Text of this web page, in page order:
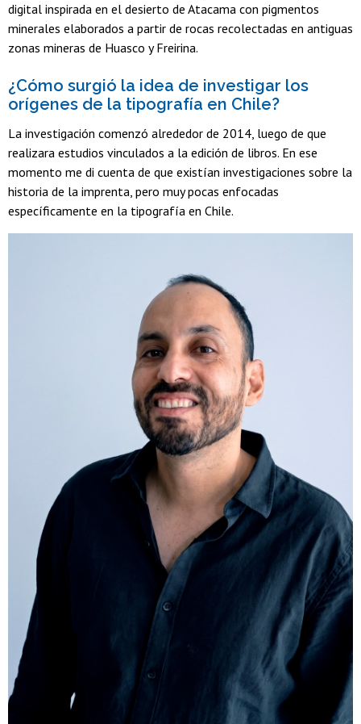
digital inspirada en el desierto de Atacama con pigmentos
minerales elaborados a partir de rocas recolectadas en antiguas
zonas mineras de Huasco y Freirina.
¿Cómo surgió la idea de investigar los
orígenes de la tipografía en Chile?
La investigación comenzó alrededor de 2014, luego de que
realizara estudios vinculados a la edición de libros. En ese
momento me di cuenta de que existían investigaciones sobre la
historia de la imprenta, pero muy pocas enfocadas
específicamente en la tipografía en Chile.